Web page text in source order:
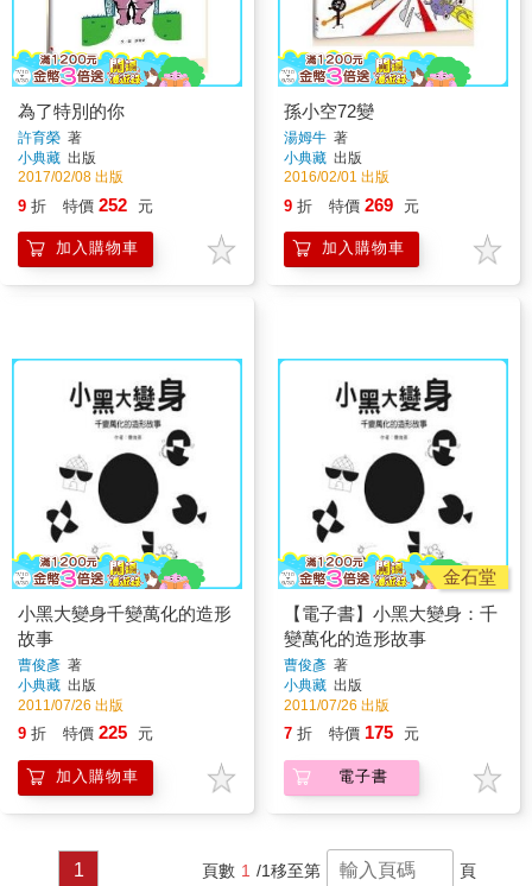
為了特別的你
許育榮 著
小典藏 出版
2017/02/08 出版
9 折 特價 252 元
加入購物車
孫小空72變
湯姆牛 著
小典藏 出版
2016/02/01 出版
9 折 特價 269 元
加入購物車
小黑大變身千變萬化的造形
故事
曹俊彥 著
小典藏 出版
2011/07/26 出版
9 折 特價 225 元
加入購物車
金石堂
【電子書】小黑大變身：千
變萬化的造形故事
曹俊彥 著
小典藏 出版
2011/07/26 出版
7 折 特價 175 元
電子書
1 頁數 1 /1移至第 頁